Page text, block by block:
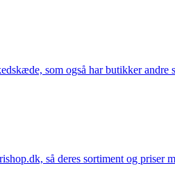
som også har butikker
så deres sortiment og priser